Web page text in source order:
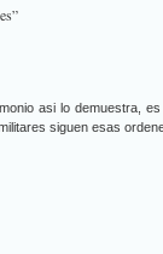
asi lo demuestra,
siguen esas